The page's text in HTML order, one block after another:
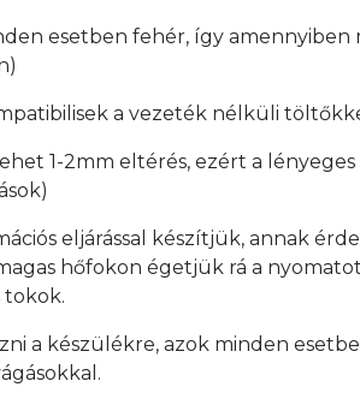
esetben fehér, így
a vezeték nélküli
1-2mm eltérés, ezért a
eljárással készítjük, annak
hőfokon égetjük rá a
tokok.
a készülékre, azok minden